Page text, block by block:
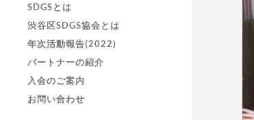
SDGSとは
渋谷区SDGS協会とは
年次活動報告(2022)
パートナーの紹介
入会のご案内
お問い合わせ